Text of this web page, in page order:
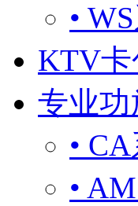
•
KTV卡
专业功
•
•